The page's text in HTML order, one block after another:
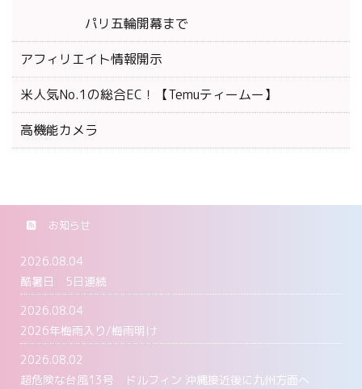
パリ五輪開幕まで
アフィリエイト情報開示
米人気No.1の総合EC！【Temuティームー】
高機能カメラ
お知らせ
2026.08.04
酷暑日 5日連続
2026.08.04
2026年梅雨入り/梅雨明け
2026.08.02
超危険な台風13号 ドルフィン 沖縄接近後に九州方面へ